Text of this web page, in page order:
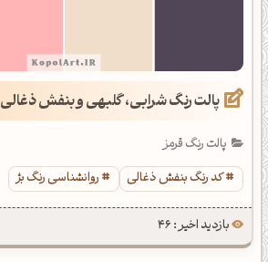
پالت رنگ شرابی، گلبهی و بنفش ذغالی
پالت رنگ قرمز
کد رنگ بنفش ذغالی
روانشناسی رنگ بژ
بازدید اخیر : 46